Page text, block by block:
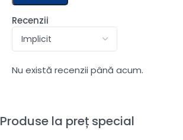
Recenzii
Nu există recenzii până acum.
Produse la preț special